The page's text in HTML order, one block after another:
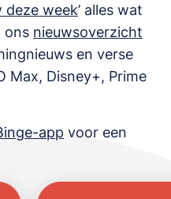
deze week’ alles wat
ons nieuwsoverzicht
en verse
Max, Disney+, Prime
app voor een